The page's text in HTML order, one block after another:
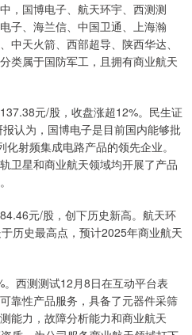
国博电子、航天环宇、西测测
子、海兰信、中国卫通、上海瀚
中天火箭、西部超导、陕西华达、
类属于国防军工，且拥有商业航天
元/股，收盘涨超12%。民生证
认为，国博电子是目前国内能够批
射频集成电路产品的领先企业。
卫星和商业航天领域均开展了产品
元/股，创下历史新高。航天环
历史最高点，预计2025年商业航天
西测测试12月8日在互动平台表
靠性产品服务，具备了元器件采筛
能力，故障分析能力和商业航天